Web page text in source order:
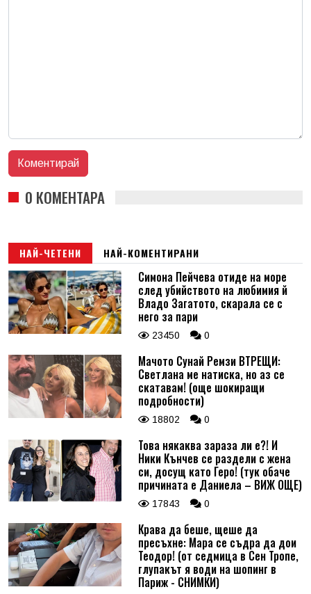
0 КОМЕНТАРА
НАЙ-ЧЕТЕНИ НАЙ-КОМЕНТИРАНИ
Симона Пейчева отиде на море
след убийството на любимия й
Владо Загатото, скарала се с
него за пари
23450 0
Мачото Сунай Ремзи ВТРЕЩИ:
Светлана ме натиска, но аз се
скатавам! (още шокиращи
подробности)
18802 0
Това някаква зараза ли е?! И
Ники Кънчев се раздели с жена
си, досущ като Геро! (тук обаче
причината е Даниела – ВИЖ ОЩЕ)
17843 0
Крава да беше, щеше да
пресъхне: Мара се съдра да дои
Теодор! (от седмица в Сен Тропе,
глупакът я води на шопинг в
Париж - СНИМКИ)